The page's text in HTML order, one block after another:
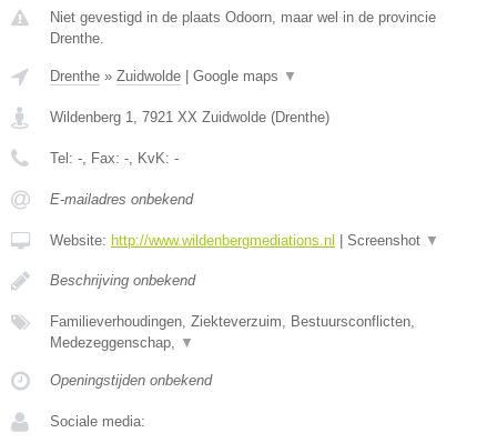
Niet gevestigd in de plaats Odoorn, maar wel in de provincie
Drenthe.
Drenthe » Zuidwolde Google maps ▼
Wildenberg 1, 7921 XX Zuidwolde (Drenthe)
Tel: -, Fax: -, KvK: -
E-mailadres onbekend
Website: http://www.wildenbergmediations.nl Screenshot ▼
Beschrijving onbekend
Familieverhoudingen, Ziekteverzuim, Bestuursconflicten,
Medezeggenschap, ▼
Openingstijden onbekend
Sociale media: